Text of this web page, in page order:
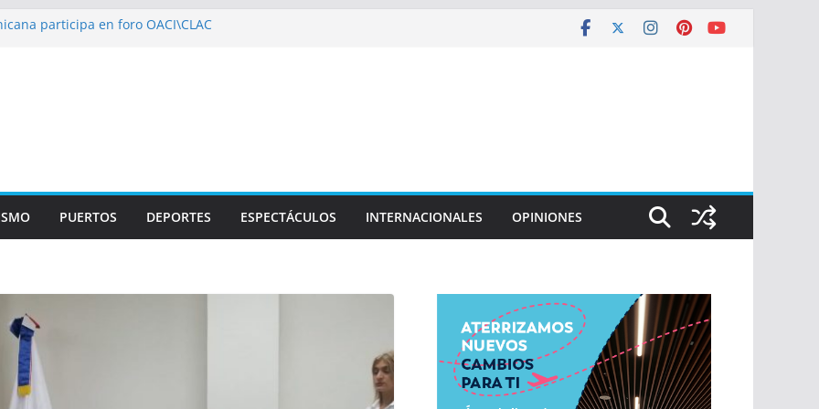
participa en foro OACI\CLAC
en normas de calidad ISO
multidisciplinario operativo médico
PUERTOS DEPORTES ESPECTÁCULOS INTERNACIONALES OPINIONES